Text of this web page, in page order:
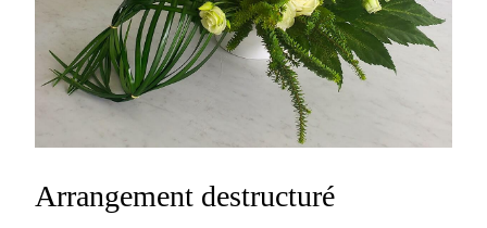
Arrangement destructuré